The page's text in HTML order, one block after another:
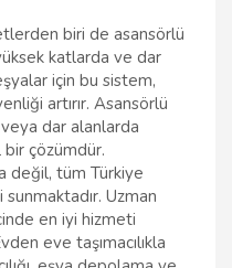
biri de asansörlü
katlarda ve dar
için bu sistem,
artırır. Asansörlü
dar alanlarda
bir çözümdür.
değil, tüm Türkiye
Uzman
en iyi hizmeti
eve taşımacılıkla